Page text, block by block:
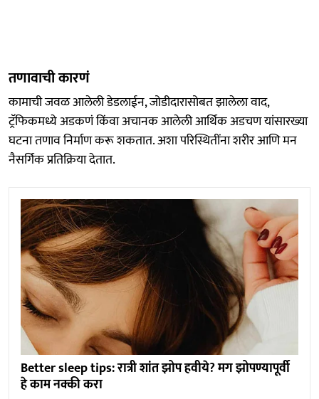
तणावाची कारणं
कामाची जवळ आलेली डेडलाईन, जोडीदारासोबत झालेला वाद,
ट्रॅफिकमध्ये अडकणं किंवा अचानक आलेली आर्थिक अडचण यांसारख्या
घटना तणाव निर्माण करू शकतात. अशा परिस्थितींना शरीर आणि मन
नैसर्गिक प्रतिक्रिया देतात.
Better sleep tips: रात्री शांत झोप हवीये? मग झोपण्यापूर्वी
हे काम नक्की करा